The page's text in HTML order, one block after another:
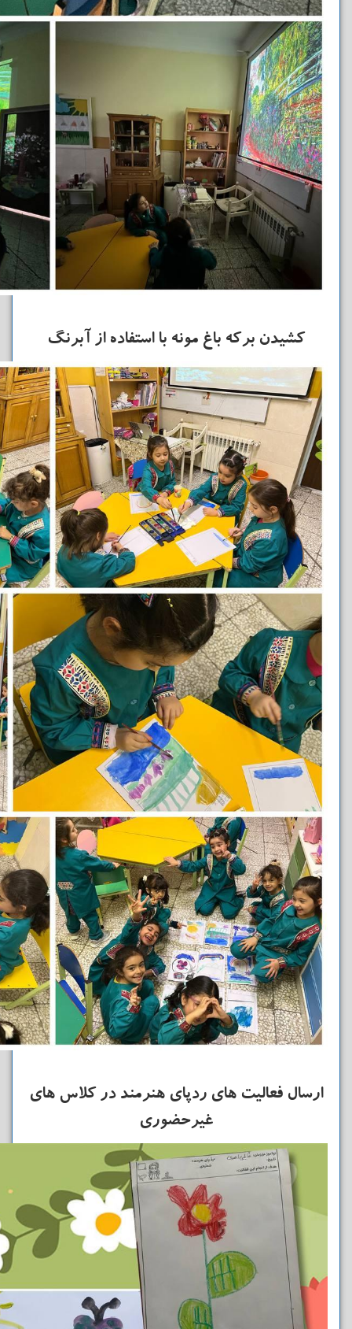
کشیدن برکه باغ مونه با استفاده از آبرنگ
ارسال فعالیت های ردپای هنرمند در کلاس های
غیرحضوری